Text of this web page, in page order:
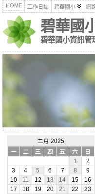
HOME 工作日誌 碧華國小 網
碧華國
碧華國小資訊管
二月 2025
一
二 三 四 五 六
日
1
2
3
4 5 6 7 8
9
10
11 12 13 14 15
16
17
18 19 20 21 22
23